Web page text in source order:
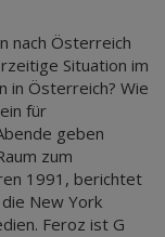
nach Österreich
Situation im
in Österreich? Wie
für
geben
zum
1991, berichtet
New York
Feroz ist G